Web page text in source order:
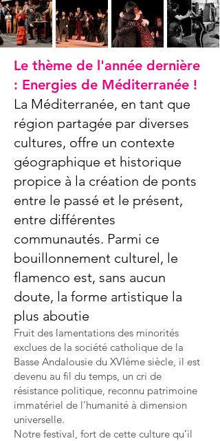
Le thème de l'année dernière
: Energies de Méditerranée !
La Méditerranée, en tant que
région partagée par diverses
cultures, offre un contexte
géographique et historique
propice à la création de ponts
entre le passé et le présent,
entre différentes
communautés. Parmi ce
bouillonnement culturel, le
flamenco est, sans aucun
doute, la forme artistique la
plus aboutie
Fruit des lamentations des minorités
exclues de la société catholique de la
Basse Andalousie du XVIème siècle, il est
devenu au fil du temps, un cri de
résistance politique, reconnu patrimoine
immatériel de l’humanité à dimension
universelle.
Notre festival, fort de cette culture qu’il